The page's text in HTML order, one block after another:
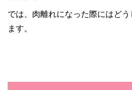
では、肉離れになった際にはど
ます。